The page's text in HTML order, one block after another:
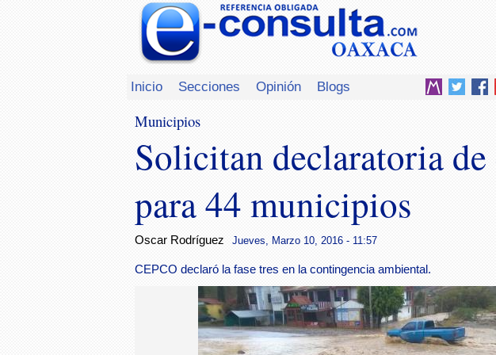
Inicio Secciones Opinión Blogs
Municipios
Solicitan declaratoria de
para 44 municipios
Oscar Rodríguez Jueves, Marzo 10, 2016 - 11:57
CEPCO declaró la fase tres en la contingencia ambiental.